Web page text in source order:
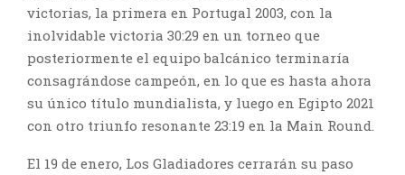
victorias, la primera en Portugal 2003, con la
inolvidable victoria 30:29 en un torneo que
posteriormente el equipo balcánico terminaría
consagrándose campeón, en lo que es hasta ahora
su único título mundialista, y luego en Egipto 2021
con otro triunfo resonante 23:19 en la Main Round.
El 19 de enero, Los Gladiadores cerrarán su paso